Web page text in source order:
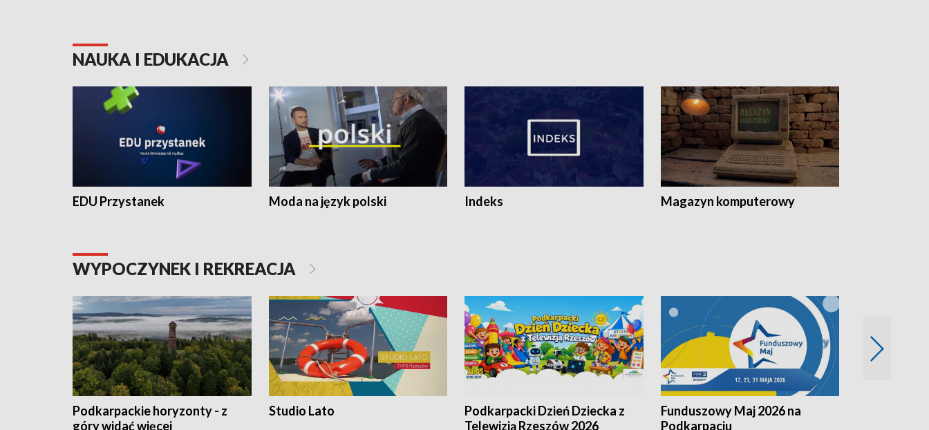
NAUKA I EDUKACJA
EDU Przystanek Moda na język polski Indeks Magazyn komputerowy
WYPOCZYNEK I REKREACJA
Podkarpackie horyzonty - z
góry widać więcej
Studio Lato
Podkarpacki Dzień Dziecka z
Telewizją Rzeszów 2026
Funduszowy Maj 2026 na
Podkarpaciu